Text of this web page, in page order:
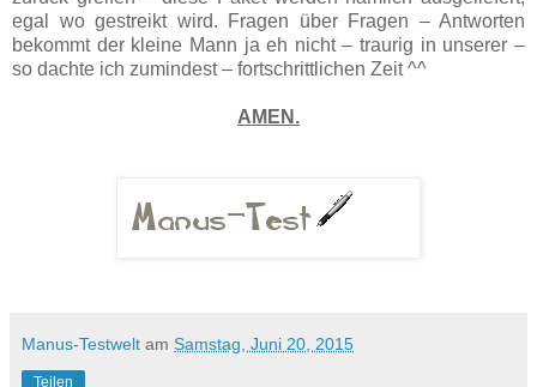
egal wo gestreikt wird. Fragen über Fragen – Antworten
bekommt der kleine Mann ja eh nicht – traurig in unserer –
so dachte ich zumindest – fortschrittlichen Zeit ^^
AMEN.
Manus-Testwelt am Samstag, Juni 20, 2015
Teilen